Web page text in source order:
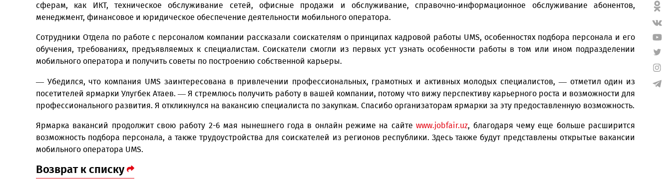
Компания UMS в качестве активно развивающейся и расширяющейся компании представила на JobFair 2016 свыше 20 вакансий. Они
сферам, как ИКT, техническое обслуживание сетей, офисные продажи и обслуживание, справочно-информационное обслуживание
менеджмент, финансовое и юридическое обеспечение деятельности мобильного оператора.
Сотрудники Отдела по работе с персоналом компании рассказали соискателям о принципах кадровой работы UMS, особенностях подбора
обучения, требованиях, предъявляемых к специалистам. Соискатели смогли из первых уст узнать особенности работы в том или ином
мобильного оператора и получить советы по построению собственной карьеры.
— Убедился, что компания UMS заинтересована в привлечении профессиональных, грамотных и активных молодых специалистов, —
посетителей ярмарки Улугбек Атаев. — Я стремлюсь получить работу в вашей компании, потому что вижу перспективу карьерного роста и
профессионального развития. Я откликнулся на вакансию специалиста по закупкам. Спасибо организаторам ярмарки за эту предоставленную
Ярмарка вакансий продолжит свою работу 2-6 мая нынешнего года в онлайн режиме на сайте